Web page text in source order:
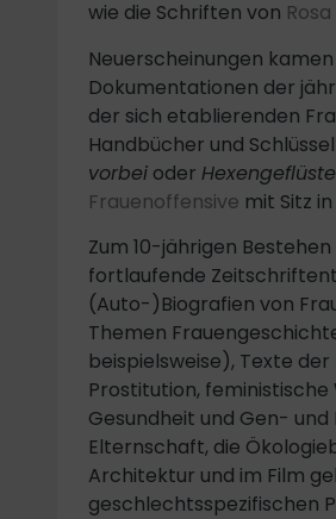
wie die Schriften von
Neuerscheinungen
Dokumentationen der
der sich etablierenden
Handbücher und
vorbei oder
Frauenoffensive mit Sitz
Zum 10-jährigen
fortlaufende
(Auto-)Biografien von
Themen
beispielsweise), Texte
Prostitution,
Gesundheit und Gen-
Elternschaft, die
Architektur und im Film
geschlechtsspezifischen